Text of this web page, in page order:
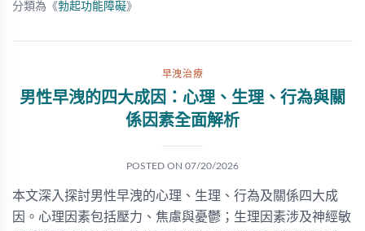
分類為《勃起功能障礙》
早洩治療
男性早洩的四大成因：心理、生理、行為與關
係因素全面解析
POSTED ON 07/20/2026
本文深入探討男性早洩的心理、生理、行為及關係四大成
因。心理因素包括壓力、焦慮與憂鬱；生理因素涉及神經敏